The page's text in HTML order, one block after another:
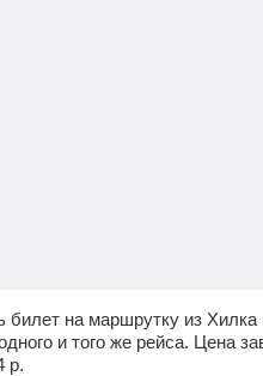
билет на маршрутку из
и того же рейса. Цена
р.